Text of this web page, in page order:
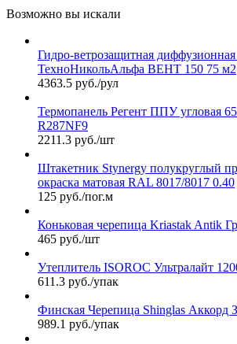
Возможно вы искали
Гидро-ветрозащитная
ТехноНикольАльфа ВЕНТ 150 75 м2
4363.5 руб./рул
Термопанель Регент ППУ угловая
R287NF9
2211.3 руб./шт
Штакетник Stynergy полукруглый
окраска матовая RAL 8017/8017 0.40
125 руб./пог.м
Коньковая черепица Kriastak Antik
465 руб./шт
Утеплитель ISOROC Ультралайт
611.3 руб./упак
Финская Черепица Shinglas Аккорд
989.1 руб./упак